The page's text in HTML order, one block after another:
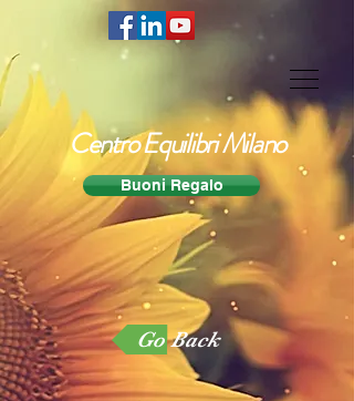
Centro Equilibri Milano
Buoni Regalo
Go Back